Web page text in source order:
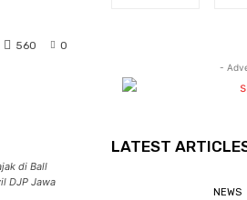
0
560
di Ball
DJP Jawa
-
LATEST
NEWS